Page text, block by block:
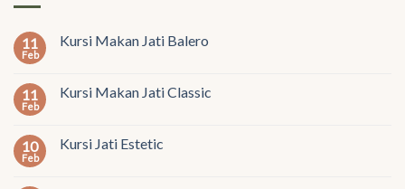
11
Feb
Kursi Makan Jati Balero
11
Feb
Kursi Makan Jati Classic
10
Feb
Kursi Jati Estetic